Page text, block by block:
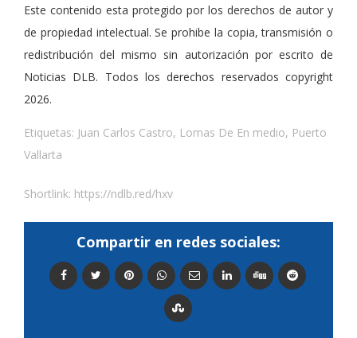
Este contenido esta protegido por los derechos de autor y
de propiedad intelectual. Se prohibe la copia, transmisión o
redistribución del mismo sin autorización por escrito de
Noticias DLB. Todos los derechos reservados copyright
2026.
Etiquetas: Juan Carlos Castro, Lomas De En medio, Puerto
Vallarta
Shortlink: https://ndlb.red/hxv
Compartir en redes sociales: